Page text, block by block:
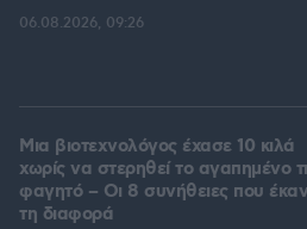
06.08.2026, 09:26
Μια βιοτεχνολόγος έχασε 10 κιλά
χωρίς να στερηθεί το αγαπημένο
φαγητό – Οι 8 συνήθειες που
τη διαφορά